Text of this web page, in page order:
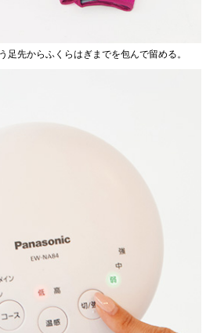
足先からふくらはぎまでを包んで留める。